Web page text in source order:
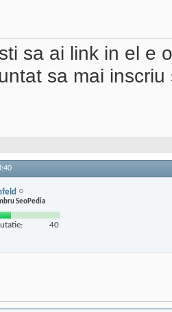
sa ai link in el e
sa mai
SeoPedia
40